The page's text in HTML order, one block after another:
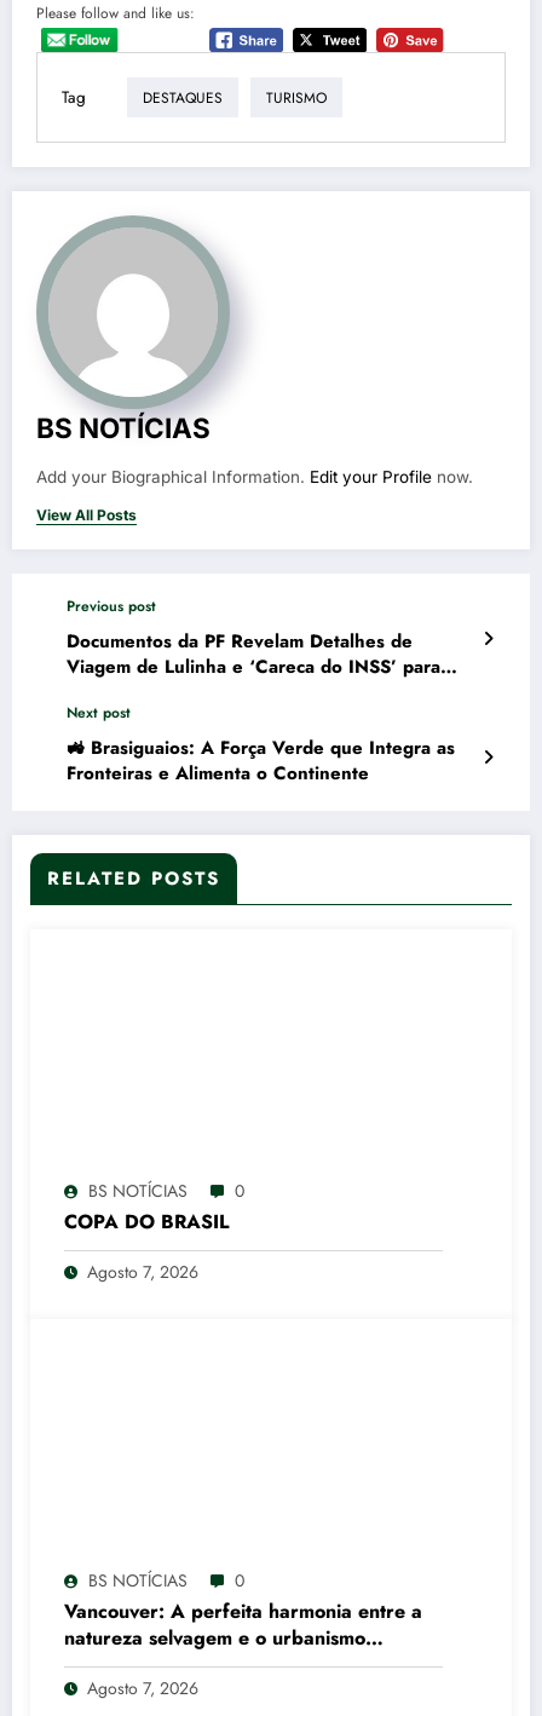
Please follow and like us:
Tag DESTAQUES TURISMO
BS NOTÍCIAS
Add your Biographical Information. Edit your Profile now.
View All Posts
Previous post
Documentos da PF Revelam Detalhes de
Viagem de Lulinha e ‘Careca do INSS’ para
Next post
🚜 Brasiguaios: A Força Verde que Integra as
Fronteiras e Alimenta o Continente
RELATED POSTS
BS NOTÍCIAS 0
COPA DO BRASIL
Agosto 7, 2026
BS NOTÍCIAS 0
Vancouver: A perfeita harmonia entre a
natureza selvagem e o urbanismo
canadense
Agosto 7, 2026